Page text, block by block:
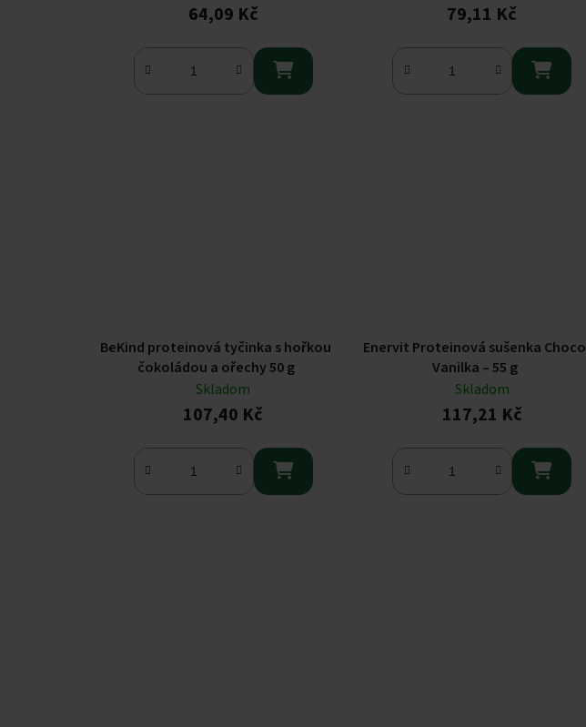
64,09 Kč

79,11 Kč

BeKind proteinová tyčinka s hořkou
čokoládou a ořechy 50 g
Skladom
107,40 Kč

Enervit Proteinová sušenka Choco
Vanilka – 55 g
Skladom
117,21 Kč
